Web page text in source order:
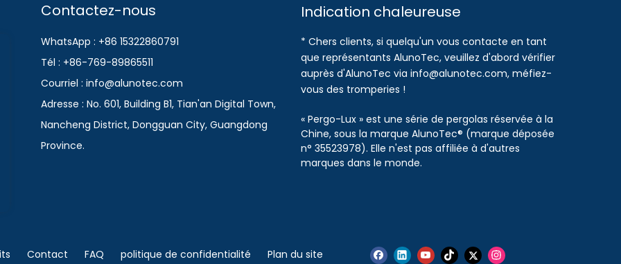
Contactez-nous
WhatsApp : +86 15322860791
Tél : +86-769-89865511
Courriel : info@alunotec.com
Adresse : No. 601, Building B1, Tian'an Digital Town,
Nancheng District, Dongguan City, Guangdong
Province.
Indication chaleureuse
* Chers clients, si quelqu'un vous contacte en tant
que représentants AlunoTec, veuillez d'abord vérifier
auprès d'AlunoTec via info@alunotec.com, méfiez-
vous des tromperies !
« Pergo-Lux » est une série de pergolas réservée à la
Chine, sous la marque AlunoTec® (marque déposée
n° 35523978). Elle n'est pas affiliée à d'autres
marques dans le monde.
Contact FAQ politique de confidentialité Plan du site